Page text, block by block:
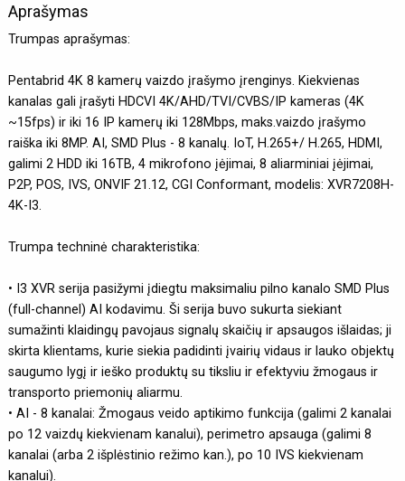
Aprašymas
Trumpas aprašymas:
Pentabrid 4K 8 kamerų vaizdo įrašymo įrenginys. Kiekvienas
kanalas gali įrašyti HDCVI 4K/AHD/TVI/CVBS/IP kameras (4K
~15fps) ir iki 16 IP kamerų iki 128Mbps, maks.vaizdo įrašymo
raiška iki 8MP. AI, SMD Plus - 8 kanalų. IoT, H.265+/ H.265, HDMI,
galimi 2 HDD iki 16TB, 4 mikrofono įėjimai, 8 aliarminiai įėjimai,
P2P, POS, IVS, ONVIF 21.12, CGI Conformant, modelis: XVR7208H-
4K-I3.
Trumpa techninė charakteristika:
• I3 XVR serija pasižymi įdiegtu maksimaliu pilno kanalo SMD Plus
(full-channel) AI kodavimu. Ši serija buvo sukurta siekiant
sumažinti klaidingų pavojaus signalų skaičių ir apsaugos išlaidas; ji
skirta klientams, kurie siekia padidinti įvairių vidaus ir lauko objektų
saugumo lygį ir ieško produktų su tiksliu ir efektyviu žmogaus ir
transporto priemonių aliarmu.
• AI - 8 kanalai: Žmogaus veido aptikimo funkcija (galimi 2 kanalai
po 12 vaizdų kiekvienam kanalui), perimetro apsauga (galimi 8
kanalai (arba 2 išplėstinio režimo kan.), po 10 IVS kiekvienam
kanalui).